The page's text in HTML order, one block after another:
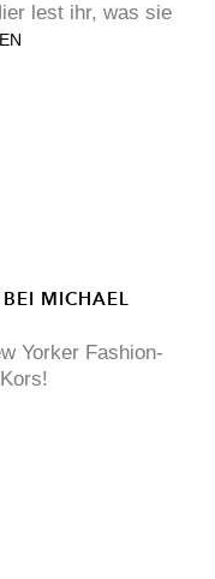
lest ihr, was sie
MICHAEL
Yorker Fashion-